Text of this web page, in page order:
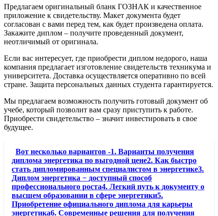
Предлагаем оригинальный бланк ГОЗНАК и качественное
приложение к свидетельству. Макет документа будет
согласован с вами перед тем, как будет произведена оплата.
Закажите диплом – получите проведенный документ,
неотличимый от оригинала.
Если вас интересует, где приобрести диплом недорого, наша
компания предлагает изготовление свидетельств техникума и
университета. Доставка осуществляется оперативно по всей
стране. Защита персональных данных студента гарантируется.
Мы предлагаем возможность получить готовый документ об
учебе, который позволит вам сразу приступить к работе.
Приобрести свидетельство – значит инвестировать в свое
будущее.
Вот несколько вариантов -1. Варианты получения
диплома энергетика по выгодной цене2. Как быстро
стать дипломированным специалистом в энергетике3.
Диплом энергетика − доступный способ
профессионального роста4. Легкий путь к документу о
высшем образовании в сфере энергетики5.
Приобретение официального диплома для карьеры
энергетика6. Современные решения для получения